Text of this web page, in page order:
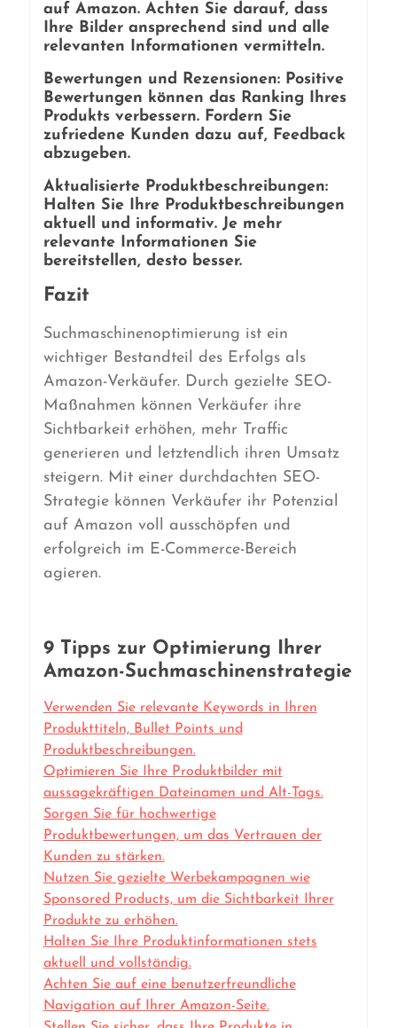
auf Amazon. Achten Sie darauf, dass
Ihre Bilder ansprechend sind und alle
relevanten Informationen vermitteln.
Bewertungen und Rezensionen: Positive
Bewertungen können das Ranking Ihres
Produkts verbessern. Fordern Sie
zufriedene Kunden dazu auf, Feedback
abzugeben.
Aktualisierte Produktbeschreibungen:
Halten Sie Ihre Produktbeschreibungen
aktuell und informativ. Je mehr
relevante Informationen Sie
bereitstellen, desto besser.
Fazit
Suchmaschinenoptimierung ist ein
wichtiger Bestandteil des Erfolgs als
Amazon-Verkäufer. Durch gezielte SEO-
Maßnahmen können Verkäufer ihre
Sichtbarkeit erhöhen, mehr Traffic
generieren und letztendlich ihren Umsatz
steigern. Mit einer durchdachten SEO-
Strategie können Verkäufer ihr Potenzial
auf Amazon voll ausschöpfen und
erfolgreich im E-Commerce-Bereich
agieren.
9 Tipps zur Optimierung Ihrer
Amazon-Suchmaschinenstrategie
Verwenden Sie relevante Keywords in Ihren
Produkttiteln, Bullet Points und
Produktbeschreibungen.
Optimieren Sie Ihre Produktbilder mit
aussagekräftigen Dateinamen und Alt-Tags.
Sorgen Sie für hochwertige
Produktbewertungen, um das Vertrauen der
Kunden zu stärken.
Nutzen Sie gezielte Werbekampagnen wie
Sponsored Products, um die Sichtbarkeit Ihrer
Produkte zu erhöhen.
Halten Sie Ihre Produktinformationen stets
aktuell und vollständig.
Achten Sie auf eine benutzerfreundliche
Navigation auf Ihrer Amazon-Seite.